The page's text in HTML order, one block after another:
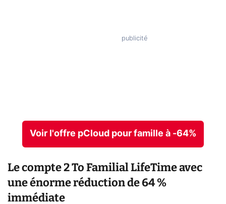
Voir l'offre pCloud pour famille à -64%
Le compte 2 To Familial LifeTime avec
une énorme réduction de 64 %
immédiate